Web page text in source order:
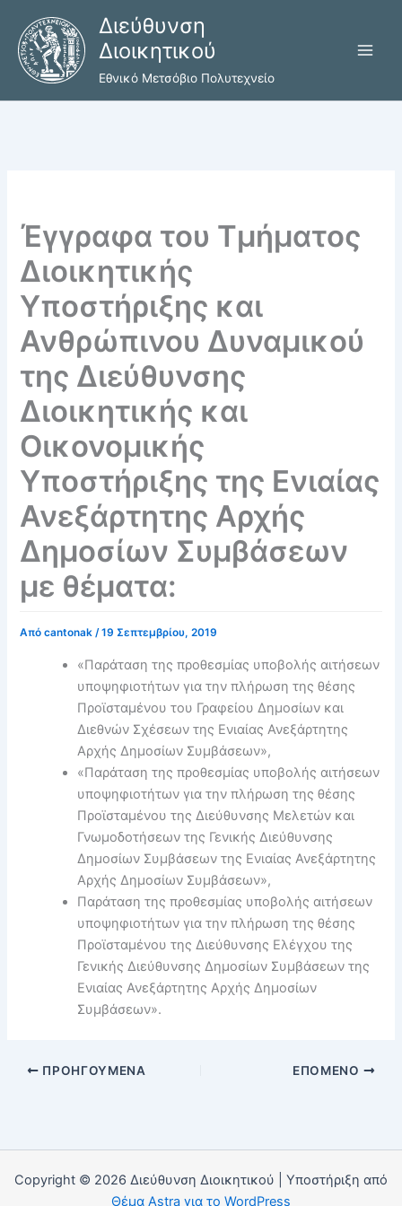
περιεχόμενο
Διεύθυνση
Διοικητικού
Εθνικό Μετσόβιο Πολυτεχνείο
Έγγραφα του Τμήματος
Διοικητικής
Υποστήριξης και
Ανθρώπινου Δυναμικού
της Διεύθυνσης
Διοικητικής και
Οικονομικής
Υποστήριξης της Ενιαίας
Ανεξάρτητης Αρχής
Δημοσίων Συμβάσεων
με θέματα:
Απόcantonak/19 Σεπτεμβρίου, 2019
«Παράταση της προθεσμίας υποβολής αιτήσεων
υποψηφιοτήτων για την πλήρωση της θέσης
Προϊσταμένου του Γραφείου Δημοσίων και
Διεθνών Σχέσεων της Ενιαίας Ανεξάρτητης
Αρχής Δημοσίων Συμβάσεων»,
«Παράταση της προθεσμίας υποβολής αιτήσεων
υποψηφιοτήτων για την πλήρωση της θέσης
Προϊσταμένου της Διεύθυνσης Μελετών και
Γνωμοδοτήσεων της Γενικής Διεύθυνσης
Δημοσίων Συμβάσεων της Ενιαίας Ανεξάρτητης
Αρχής Δημοσίων Συμβάσεων»,
Παράταση της προθεσμίας υποβολής αιτήσεων
υποψηφιοτήτων για την πλήρωση της θέσης
Προϊσταμένου της Διεύθυνσης Ελέγχου της
Γενικής Διεύθυνσης Δημοσίων Συμβάσεων της
Ενιαίας Ανεξάρτητης Αρχής Δημοσίων
Συμβάσεων».
ΠΡΟΗΓΟΎΜΕΝΑ ΕΠΌΜΕΝΟ
Copyright © 2026 Διεύθυνση Διοικητικού | Υποστήριξη από
Θέμα Astra για το WordPress